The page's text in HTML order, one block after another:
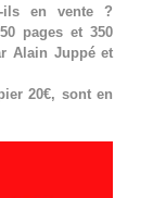
ils en vente ?
pages et 350
Alain Juppé et
20€, sont en